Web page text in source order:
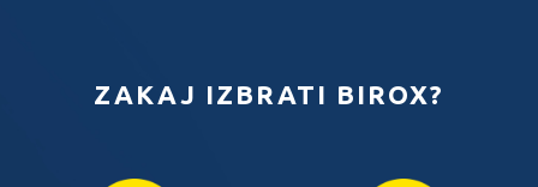
ZAKAJ IZBRATI BIROX?